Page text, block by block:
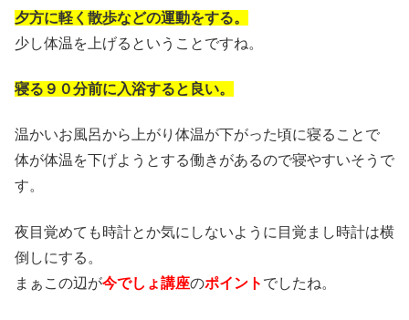
夕方に軽く散歩などの運動をする。
少し体温を上げるということですね。
寝る９０分前に入浴すると良い。
温かいお風呂から上がり体温が下がった頃に寝ることで
体が体温を下げようとする働きがあるので寝やすいそうで
す。
夜目覚めても時計とか気にしないように目覚まし時計は横
倒しにする。
まぁこの辺が今でしょ講座のポイント でしたね。